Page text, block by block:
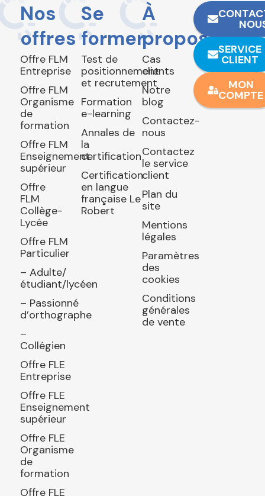
Nos
offres
Offre FLM
Entreprise
Offre FLM
Organisme
de
formation
Offre FLM
Enseignement
supérieur
Offre
FLM
Collège-
Lycée
Offre FLM
Particulier
– Adulte/
étudiant/lycéen
– Passionné
d’orthographe
–
Collégien
Offre FLE
Entreprise
Offre FLE
Enseignement
supérieur
Offre FLE
Organisme
de
formation
Offre FLE
Se
former
Test de
positionnement
et recrutement
Formation
e-learning
Annales de
la
certification
Certification
en langue
française Le
Robert
À
propos
Cas
clients
Notre
blog
Contactez-
nous
Contactez
le service
client
Plan du
site
Mentions
légales
Paramètres
des
cookies
Conditions
générales
de vente
SERVICE
CLIENT
MON
COMPTE